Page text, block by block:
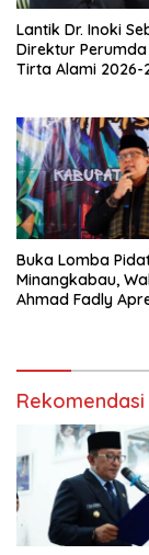
Lantik Dr. Inoki
Direktur
Tirta Alami 2026-
Fakta Integritas
Visi dan Misi
Buka Lomba
Minangkabau,
Ahmad Fadly